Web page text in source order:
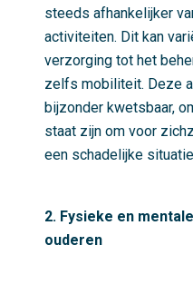
steeds afhankelijker
activiteiten. Dit kan
verzorging tot het
zelfs mobiliteit. Deze
bijzonder kwetsbaar,
staat zijn om voor
een schadelijke
2. Fysieke en
ouderen